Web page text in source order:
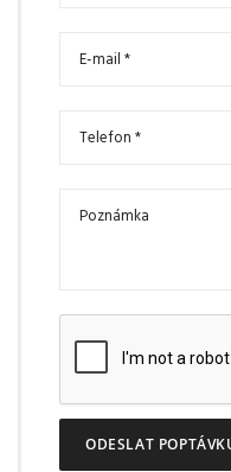
ODESLAT